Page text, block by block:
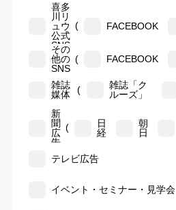
喜多
川リ
ュウ
公式
SNS
( FACEBOOK
その
他の
SNS
( FACEBOOK
雑誌
媒体
(
雑誌「ク
ルーズ」
新
聞
広
告
(
日
経
朝
日
テレビ広告
イベント・セミナー・見学会